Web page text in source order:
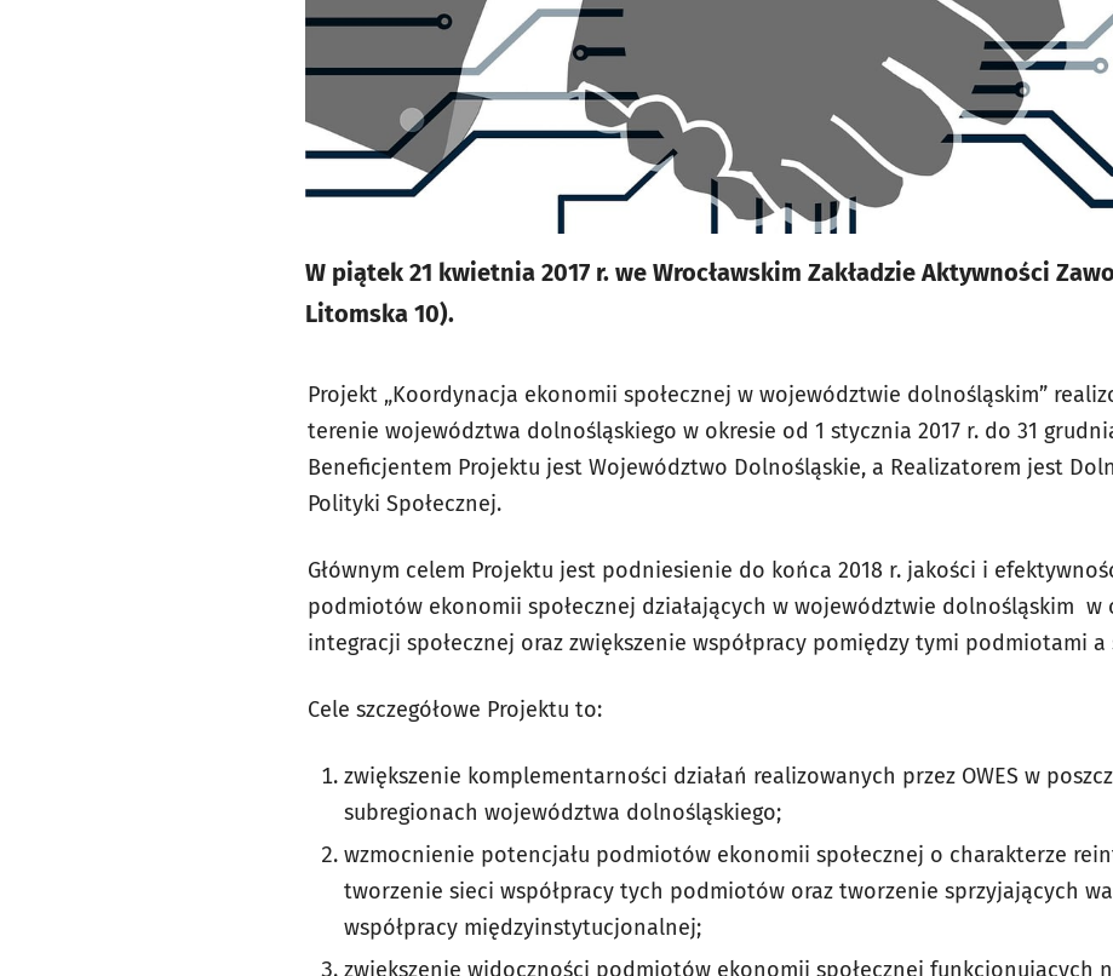
W piątek 21 kwietnia 2017 r. we Wrocławskim Zakładzie Aktywności
Litomska 10).
Projekt „Koordynacja ekonomii społecznej w województwie dolnośląskim”
terenie województwa dolnośląskiego w okresie od 1 stycznia 2017 r. do 31
Beneficjentem Projektu jest Województwo Dolnośląskie, a Realizatorem jest
Polityki Społecznej.
Głównym celem Projektu jest podniesienie do końca 2018 r. jakości i
podmiotów ekonomii społecznej działających w województwie dolnośląskim w
integracji społecznej oraz zwiększenie współpracy pomiędzy tymi podmiotami a
Cele szczegółowe Projektu to:
zwiększenie komplementarności działań realizowanych przez OWES w
subregionach województwa dolnośląskiego;
wzmocnienie potencjału podmiotów ekonomii społecznej o charakterze
tworzenie sieci współpracy tych podmiotów oraz tworzenie sprzyjających
współpracy międzyinstytucjonalnej;
zwiększenie widoczności podmiotów ekonomii społecznej funkcjonujących